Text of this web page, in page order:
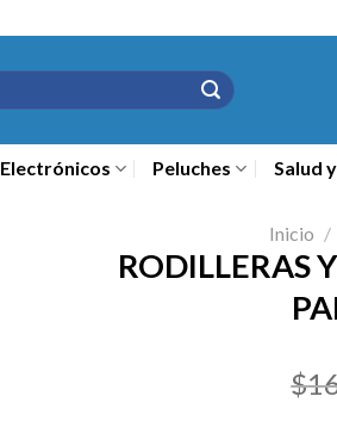
Electrónicos Peluches Salud
Inicio /
RODILLERAS
$